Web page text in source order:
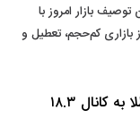
بازار امروز با
کم‌حجم، تعطیل و
ریزش ۴.۵ میلیونی سکه در شروع هفته؛ طلا به کانال ۱۸.۳